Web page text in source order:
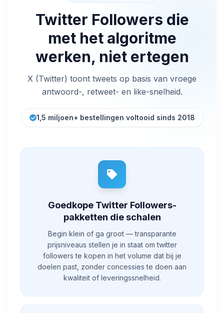
Twitter Followers die
met het algoritme
werken, niet ertegen
X (Twitter) toont tweets op basis van vroege
antwoord-, retweet- en like-snelheid.
1,5 miljoen+ bestellingen voltooid sinds 2018
Goedkope Twitter Followers-
pakketten die schalen
Begin klein of ga groot — transparante
prijsniveaus stellen je in staat om twitter
followers te kopen in het volume dat bij je
doelen past, zonder concessies te doen aan
kwaliteit of leveringssnelheid.